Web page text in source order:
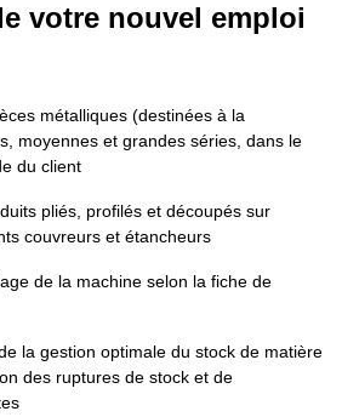
votre nouvel emploi
métalliques (destinées à la
moyennes et grandes séries, dans le
du client
pliés, profilés et découpés sur
couvreurs et étancheurs
de la machine selon la fiche de
la gestion optimale du stock de matière
des ruptures de stock et de